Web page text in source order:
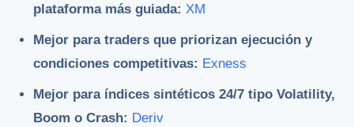
plataforma más guiada: XM
Mejor para traders que priorizan ejecución y
condiciones competitivas: Exness
Mejor para índices sintéticos 24/7 tipo Volatility,
Boom o Crash: Deriv